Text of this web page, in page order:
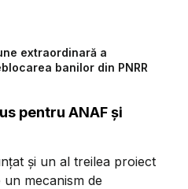
extraordinară a
banilor din PNRR
pentru ANAF și
și un al treilea proiect
mecanism de